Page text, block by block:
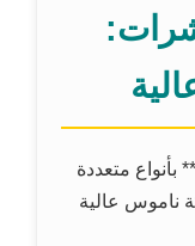
متعددة
ناموس عالية